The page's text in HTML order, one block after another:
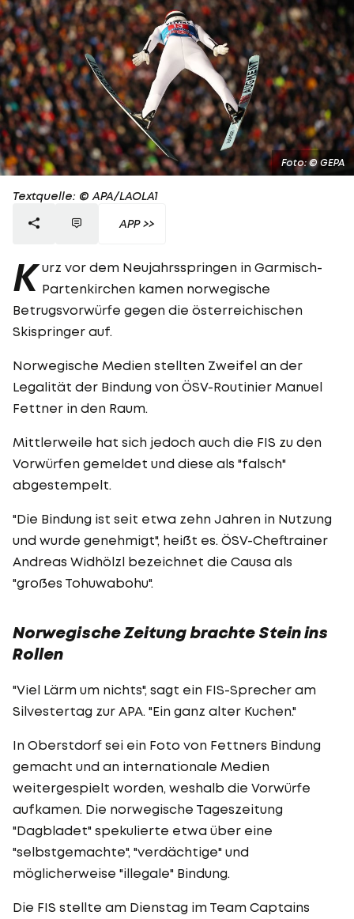
Foto: © GEPA
Textquelle: © APA/LAOLA1
APP >>
K urz vor dem Neujahrsspringen in Garmisch-
Partenkirchen kamen norwegische
Betrugsvorwürfe gegen die österreichischen
Skispringer auf.
Norwegische Medien stellten Zweifel an der
Legalität der Bindung von ÖSV-Routinier Manuel
Fettner in den Raum.
Mittlerweile hat sich jedoch auch die FIS zu den
Vorwürfen gemeldet und diese als "falsch"
abgestempelt.
"Die Bindung ist seit etwa zehn Jahren in Nutzung
und wurde genehmigt", heißt es. ÖSV-Cheftrainer
Andreas Widhölzl bezeichnet die Causa als
"großes Tohuwabohu".
Norwegische Zeitung brachte Stein ins
Rollen
"Viel Lärm um nichts", sagt ein FIS-Sprecher am
Silvestertag zur APA. "Ein ganz alter Kuchen."
In Oberstdorf sei ein Foto von Fettners Bindung
gemacht und an internationale Medien
weitergespielt worden, weshalb die Vorwürfe
aufkamen. Die norwegische Tageszeitung
"Dagbladet" spekulierte etwa über eine
"selbstgemachte", "verdächtige" und
möglicherweise "illegale" Bindung.
Die FIS stellte am Dienstag im Team Captains